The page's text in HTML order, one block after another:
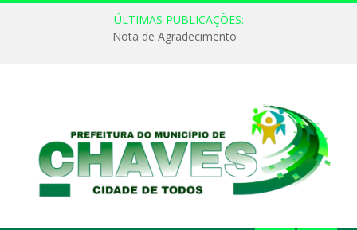
ÚLTIMAS PUBLICAÇÕES:
Nota de Agradecimento